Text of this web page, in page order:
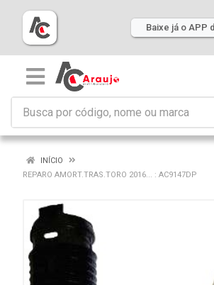
Baixe já o APP
INÍCIO
REPARO AMORT.TRAS.TORO 2016... : AC9147DP